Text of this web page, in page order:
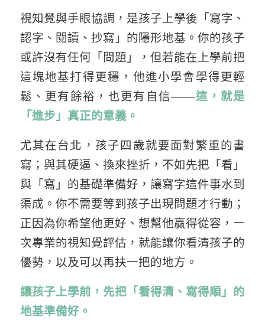
視知覺與手眼協調，是孩子上學後「寫字、
認字、閱讀、抄寫」的隱形地基。你的孩子
或許沒有任何「問題」，但若能在上學前把
這塊地基打得更穩，他進小學會學得更輕
鬆、更有餘裕，也更有自信——這，就是
「進步」真正的意義。
尤其在台北，孩子四歲就要面對繁重的書
寫；與其硬逼、換來挫折，不如先把「看」
與「寫」的基礎準備好，讓寫字這件事水到
渠成。你不需要等到孩子出現問題才行動；
正因為你希望他更好、想幫他贏得從容，一
次專業的視知覺評估，就能讓你看清孩子的
優勢，以及可以再扶一把的地方。
讓孩子上學前，先把「看得清、寫得順」的
地基準備好。